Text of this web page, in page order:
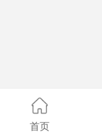
首页